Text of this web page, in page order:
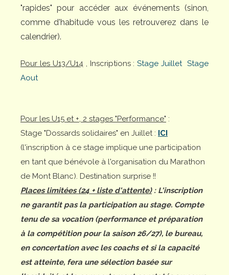
"rapides" pour accéder aux événements (sinon,
comme d'habitude vous les retrouverez dans le
calendrier).
Pour les U13/U14, Inscriptions :Stage Juillet Stage
Aout
Pour les U15 et +, 2 stages "Performance" :
Stage "Dossards solidaires" en Juillet : ICI
(l'inscription à ce stage implique une participation
en tant que bénévole à l'organisation du Marathon
de Mont Blanc). Destination surprise !!
Places limitées (24 + liste d'attente): L'inscription
ne garantit pas la participation au stage. Compte
tenu de sa vocation (performance et préparation
à la compétition pour la saison 26/27), le bureau,
en concertation avec les coachs et si la capacité
est atteinte, fera une sélection basée sur